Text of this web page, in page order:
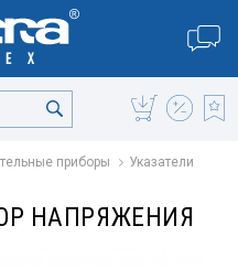
приборы
Указатели
НАПРЯЖЕНИЯ